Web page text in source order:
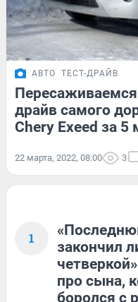
АВТО ТЕСТ-ДРАЙВ
Пересаживаемся
драйв самого
Chery Exeed за 5
22 марта, 2022, 08:00 3
1
закончил
про сына,
боролся с